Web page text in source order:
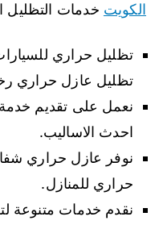
الكويت خدمات التظليل
تظليل حراري
تظليل عازل حراري
نعمل على تقديم
احدث الاساليب.
نوفر عازل حراري
حراري للمنازل.
نقدم خدمات متنوعة